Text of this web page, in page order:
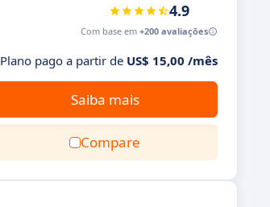
4.9
Com base em +200 avaliações
Plano pago a partir de US$ 15,00 /mês
Saiba mais
Compare